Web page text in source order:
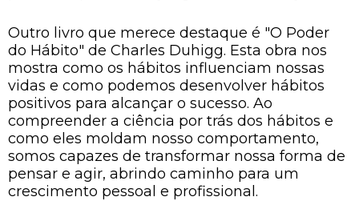
Outro livro que merece destaque é "O Poder
do Hábito" de Charles Duhigg. Esta obra nos
mostra como os hábitos influenciam nossas
vidas e como podemos desenvolver hábitos
positivos para alcançar o sucesso. Ao
compreender a ciência por trás dos hábitos e
como eles moldam nosso comportamento,
somos capazes de transformar nossa forma de
pensar e agir, abrindo caminho para um
crescimento pessoal e profissional.